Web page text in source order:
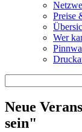
Preise
Wer
Neue
sein"